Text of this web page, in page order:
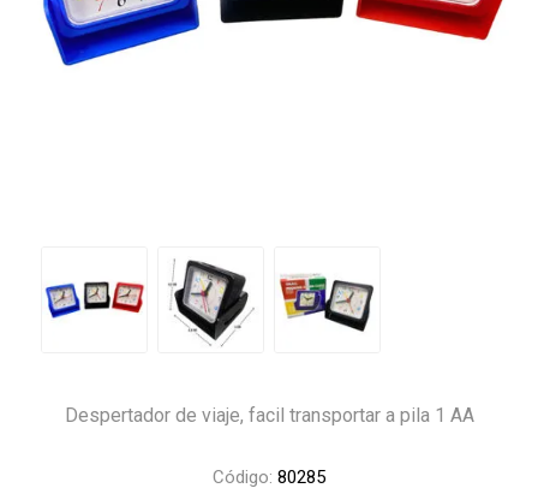
Despertador de viaje, facil transportar a pila 1 AA
Código: 80285